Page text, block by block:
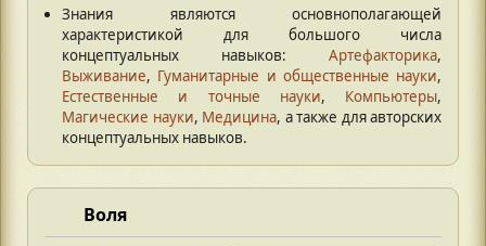
Знания являются основнополагающей
характеристикой для большого числа
концептуальных навыков: Артефакторика,
Выживание, Гуманитарные и общественные науки,
Естественные и точные науки, Компьютеры,
Магические науки, Медицина, а также для авторских
концептуальных навыков.
Воля